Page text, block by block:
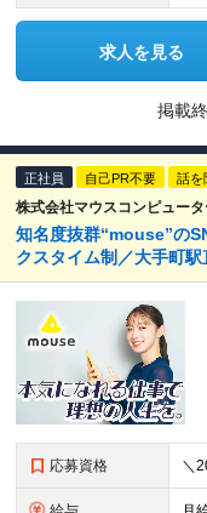
求人を見る
掲載
正社員 自己PR不要 話を
株式会社マウスコンピュー
知名度抜群“mouse”の
クスタイム制／大手町駅
応募資格